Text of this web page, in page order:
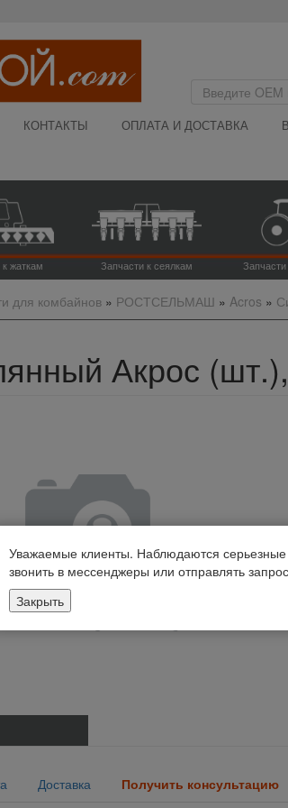
КОНТАКТЫ ОПЛАТА И ДОСТАВКА
жаткам Запчасти к сеялкам
для комбайнов» РОСТСЕЛЬМАШ » Acros »
Акрос
Доставка Получить консультацию
Уважаемые клиенты. Наблюдаются
звонить в мессенджеры или отправлять
Закрыть